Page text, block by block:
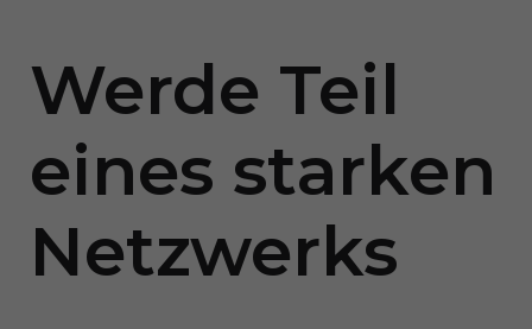
Werde Teil
eines starken
Netzwerks